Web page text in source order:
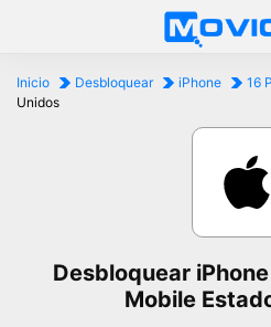
Inicio Desbloquear iPhone 16
Unidos
Desbloquear
Mobile